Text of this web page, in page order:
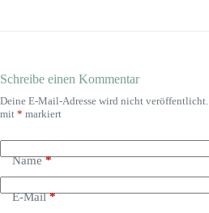
Schreibe einen Kommentar
Deine E-Mail-Adresse wird nicht veröffentlicht.
mit * markiert
Name*
E-Mail*